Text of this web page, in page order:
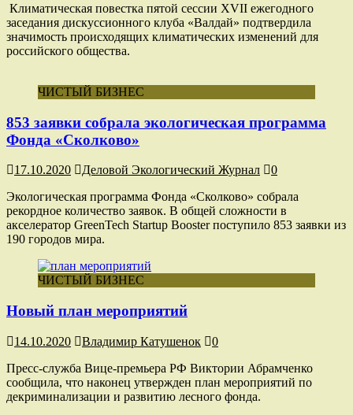
Климатическая повестка пятой сессии XVII ежегодного
заседания дискуссионного клуба «Валдай» подтвердила
значимость происходящих климатических изменений для
российского общества.
ЧИСТЫЙ БИЗНЕС
853 заявки собрала экологическая программа
Фонда «Сколково»
17.10.2020 Деловой Экологический Журнал
0
Экологическая программа Фонда «Сколково» собрала
рекордное количество заявок. В общей сложности в
акселератор GreenTech Startup Booster поступило 853 заявки из
190 городов мира.
ЧИСТЫЙ БИЗНЕС
Новый план мероприятий
14.10.2020 Владимир Катушенок
0
Пресс-служба Вице-премьера РФ Виктории Абрамченко
сообщила, что наконец утвержден план мероприятий по
декриминализации и развитию лесного фонда.